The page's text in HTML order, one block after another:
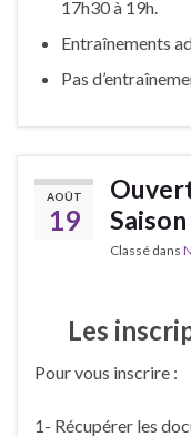
17h30 à 19h.
Entraînements
Pas
AOÛT
19
Classé dans
Les
Pour vous inscrire :
1- Récupérer les